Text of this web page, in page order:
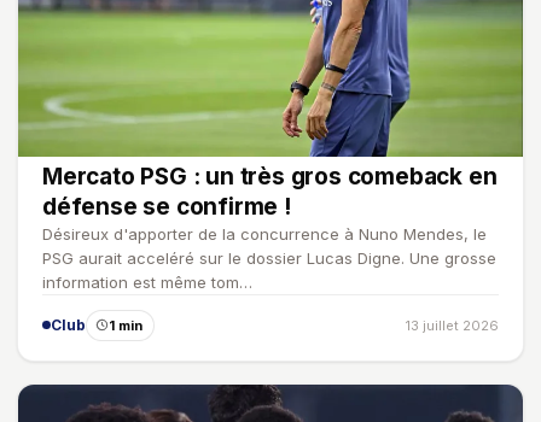
Mercato PSG : un très gros comeback en
défense se confirme !
Désireux d'apporter de la concurrence à Nuno Mendes, le
PSG aurait acceléré sur le dossier Lucas Digne. Une grosse
information est même tom…
Club 1 min 13 juillet 2026